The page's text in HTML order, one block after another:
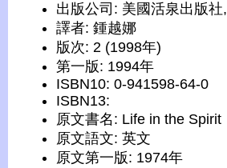
出版公司: 美國活泉出版社,
譯者: 鍾越娜
版次: 2 (1998年)
第一版: 1994年
ISBN10: 0-941598-64-0
ISBN13:
原文書名: Life in the Spirit
原文語文: 英文
原文第一版: 1974年